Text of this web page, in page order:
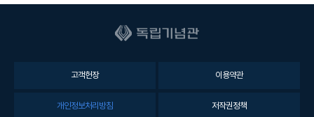
고객헌장 이용약관
개인정보처리방침 저작권정책